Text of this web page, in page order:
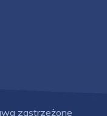
zastrzeżone